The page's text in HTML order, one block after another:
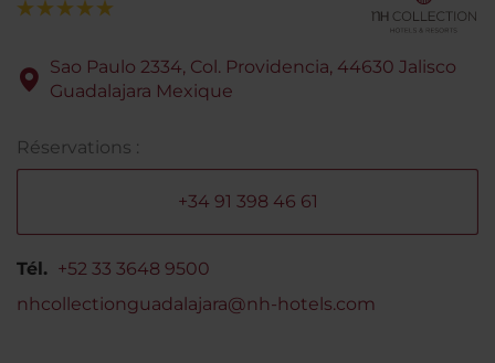
Sao Paulo 2334, Col. Providencia, 44630 Jalisco
Guadalajara Mexique
Réservations :
+34 91 398 46 61
Tél. +52 33 3648 9500
nhcollectionguadalajara@nh-hotels.com